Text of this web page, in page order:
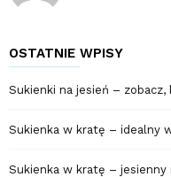
OSTATNIE WPISY
Sukienki na jesień –
Sukienka w kratę – idealny
Sukienka w kratę – jesienny